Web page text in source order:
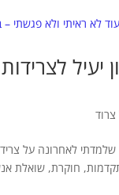
צרוד
לאחרונה על
חוקרת, שואלת